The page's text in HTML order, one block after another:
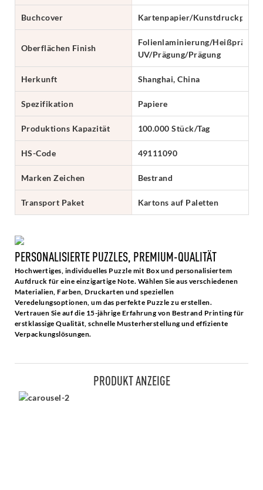
Buchcover Kartenpapier/
Oberflächen Finish
Folienlaminierung/
UV/Prägung/Prägung
Herkunft Shanghai, China
Spezifikation Papiere
Produktions Kapazität 100.000 Stück/Tag
HS-Code 49111090
Marken Zeichen Bestrand
Transport Paket Kartons auf Paletten
PERSONALISIERTE PUZZLES, PREMIUM-QUALITÄT
Hochwertiges, individuelles Puzzle mit Box und personalisiertem
Aufdruck für eine einzigartige Note. Wählen Sie aus verschiedenen
Materialien, Farben, Druckarten und speziellen
Veredelungsoptionen, um das perfekte Puzzle zu erstellen.
Vertrauen Sie auf die 15-jährige Erfahrung von Bestrand Printing für
erstklassige Qualität, schnelle Musterherstellung und effiziente
Verpackungslösungen.
PRODUKT ANZEIGE